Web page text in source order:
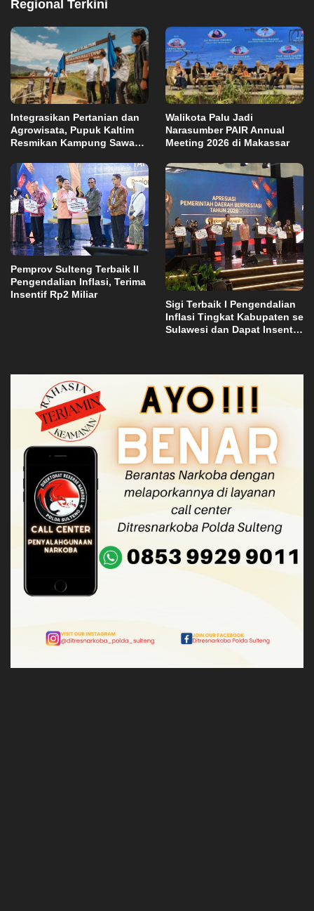
Regional Terkini
Integrasikan Pertanian dan
Agrowisata, Pupuk Kaltim
Resmikan Kampung Sawah
Walikota Palu Jadi
Narasumber PAIR Annual
Meeting 2026 di Makassar
Pemprov Sulteng Terbaik II
Pengendalian Inflasi, Terima
Insentif Rp2 Miliar
Sigi Terbaik I Pengendalian
Inflasi Tingkat Kabupaten se
Sulawesi dan Dapat Insentif